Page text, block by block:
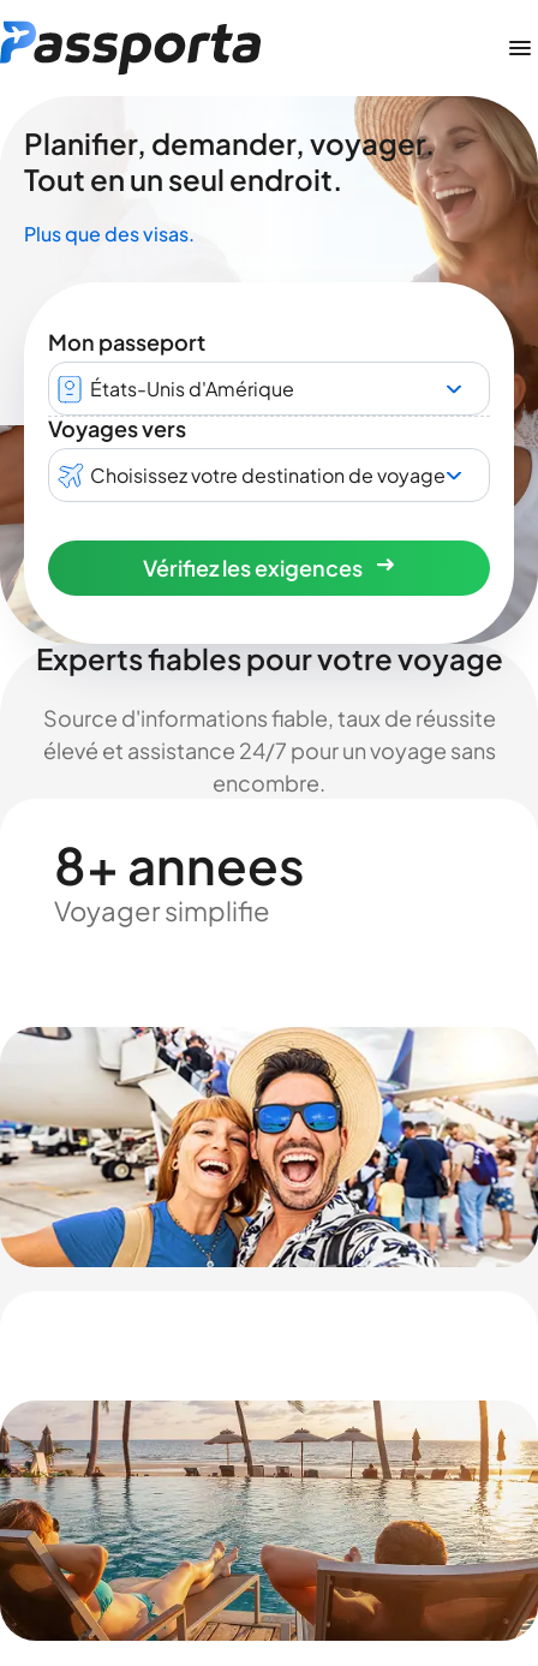
Planifier, demander, voyager.
Tout en un seul endroit.
Plus que des visas.
Mon passeport
États-Unis d'Amérique
Voyages vers
Choisissez votre destination de voyage
Vérifiez les exigences
Experts fiables pour votre voyage
Source d'informations fiable, taux de réussite
élevé et assistance 24/7 pour un voyage sans
encombre.
8+ annees
Voyager simplifie